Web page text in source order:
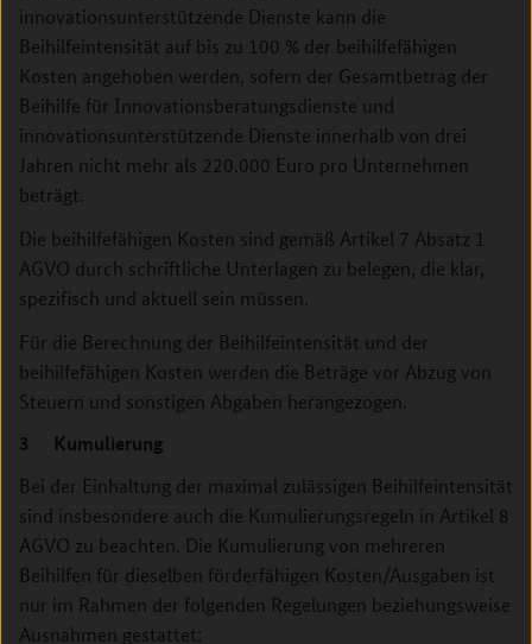
innovationsunterstützende Dienste kann die
Beihilfeintensität auf bis zu 100 % der beihilfefähigen
Kosten angehoben werden, sofern der Gesamtbetrag der
Beihilfe für Innovationsberatungsdienste und
innovationsunterstützende Dienste innerhalb von drei
Jahren nicht mehr als 220.000 Euro pro Unternehmen
beträgt.
Die beihilfefähigen Kosten sind gemäß Artikel 7 Absatz 1
AGVO durch schriftliche Unterlagen zu belegen, die klar,
spezifisch und aktuell sein müssen.
Für die Berechnung der Beihilfeintensität und der
beihilfefähigen Kosten werden die Beträge vor Abzug von
Steuern und sonstigen Abgaben herangezogen.
3 Kumulierung
Bei der Einhaltung der maximal zulässigen Beihilfeintensität
sind insbesondere auch die Kumulierungsregeln in Artikel 8
AGVO zu beachten. Die Kumulierung von mehreren
Beihilfen für dieselben förderfähigen Kosten/Ausgaben ist
nur im Rahmen der folgenden Regelungen beziehungsweise
Ausnahmen gestattet: